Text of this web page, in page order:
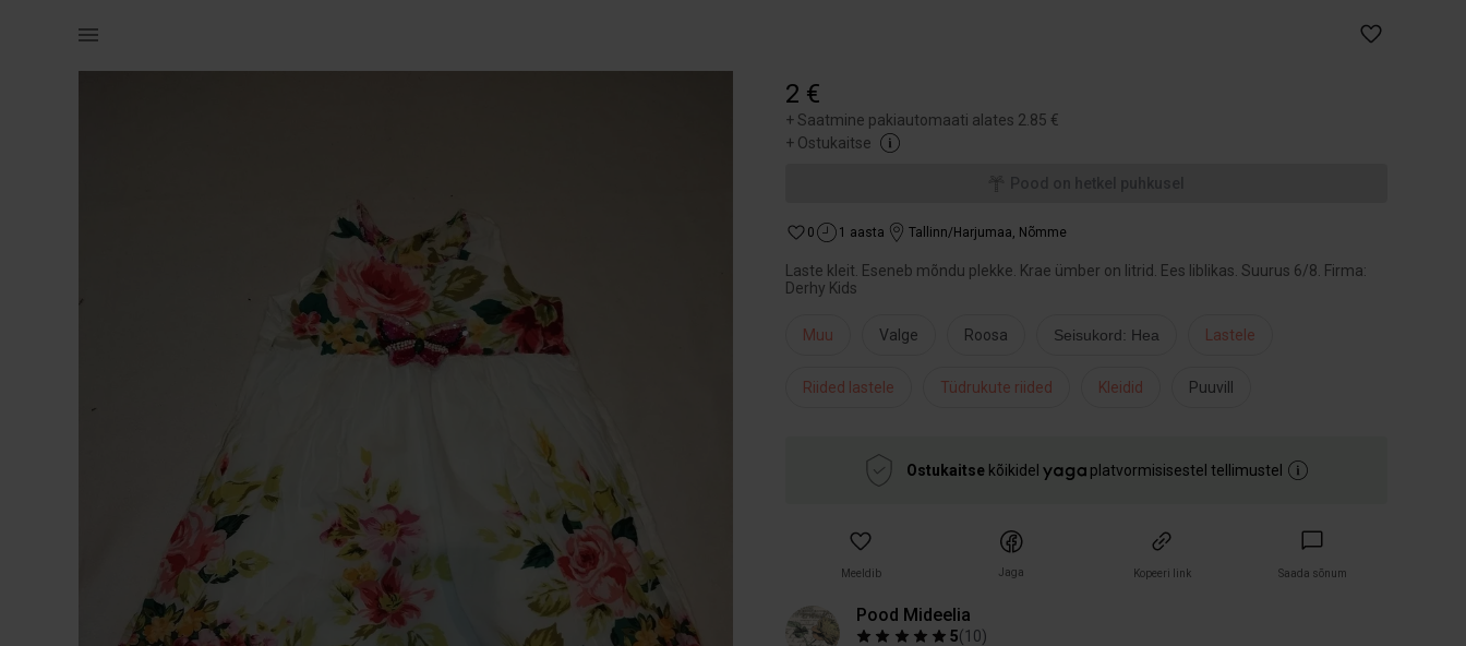
2 €
+Saatmine pakiautomaati alates 2.85 €
+ Ostukaitse
0 1 aasta Tallinn/Harjumaa, Nõmme
Laste kleit. Eseneb mõndu plekke. Krae ümber on litrid. Ees liblikas. Suurus 6/8. Firma:
Derhy Kids
Muu Valge Roosa Seisukord: Hea Lastele
Riided lastele Tüdrukute riided Kleidid Puuvill
Ostukaitse kõikidel platvormisisestel tellimustel
Meeldib Jaga Kopeeri link Saada sõnum
Pood Mideelia
5(10)